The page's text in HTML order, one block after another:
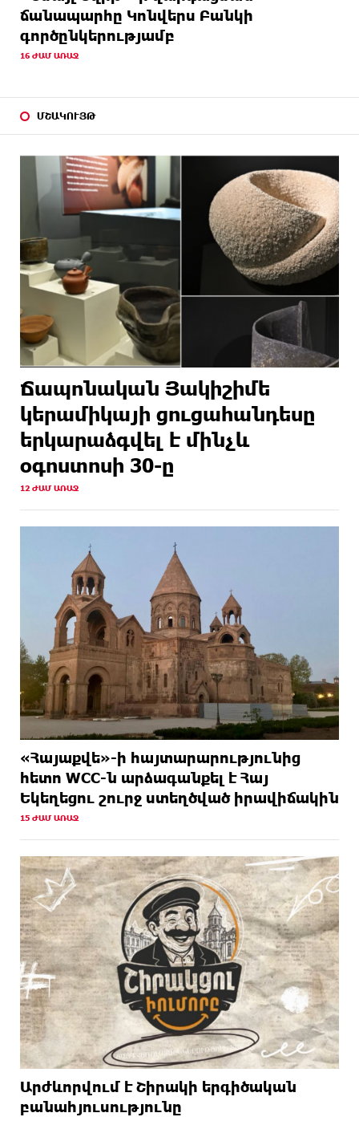
ճանապարհը Կոնվերս Բանկի
գործընկերությամբ
16 ԺԱՄ ԱՌԱՋ
ՄՇԱԿՈՒՅԹ
Ճապոնական Յակիշիմե
կերամիկայի ցուցահանդեսը
երկարաձգվել է մինչև
օգոստոսի 30-ը
12 ԺԱՄ ԱՌԱՋ
«Հայաքվե»-ի հայտարարությունից
հետո WCC-ն արձագանքել է Հայ
Եկեղեցու շուրջ ստեղծված իրավիճակին
15 ԺԱՄ ԱՌԱՋ
Արժևորվում է Շիրակի երգիծական
բանահյուսությունը